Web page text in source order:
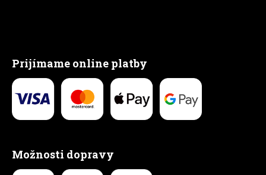
Prijímame online platby
Možnosti dopravy